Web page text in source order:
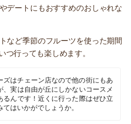
デートにもおすすめのおしゃれな
など季節のフルーツを使った期間
つ行っても楽しめます。
ズはチェーン店なので他の街にもあ
、実は自由が丘にしかないコースメ
るんです！近くに行った際はぜひ立
てはいかがでしょうか。